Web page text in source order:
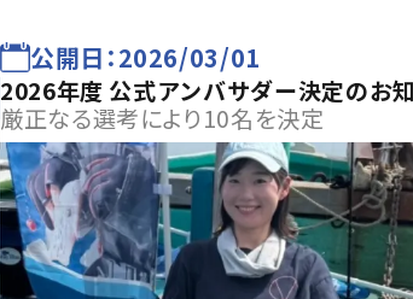
公開日：2026/03/01
2026年度 公式アンバサダー決定のお
厳正なる選考により10名を決定